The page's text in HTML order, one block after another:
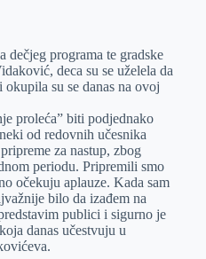
programa te gradske
deca su se uželela da
su se danas na ovoj
proleća” biti podjednako
od redovnih učesnika
za nastup, zbog
periodu. Pripremili smo
očekuju aplauze. Kada sam
bilo da izađem na
publici i sigurno je
danas učestvuju u